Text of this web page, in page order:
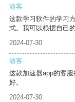
游客
这款学习软件的学习
式。我可以根据自己
2024-07-30
游客
这款加速器app的客
好。
2024-07-30